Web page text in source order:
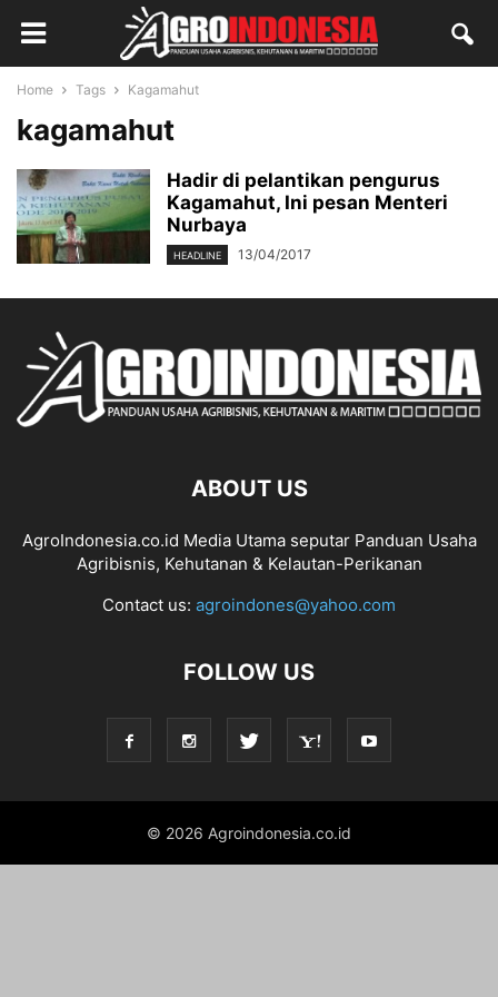
Home Tags Kagamahut
kagamahut
Hadir di pelantikan pengurus
Kagamahut, Ini pesan Menteri
Nurbaya
HEADLINE 13/04/2017
ABOUT US
AgroIndonesia.co.id Media Utama seputar Panduan Usaha
Agribisnis, Kehutanan & Kelautan-Perikanan
Contact us: agroindones@yahoo.com
FOLLOW US
© 2026 Agroindonesia.co.id